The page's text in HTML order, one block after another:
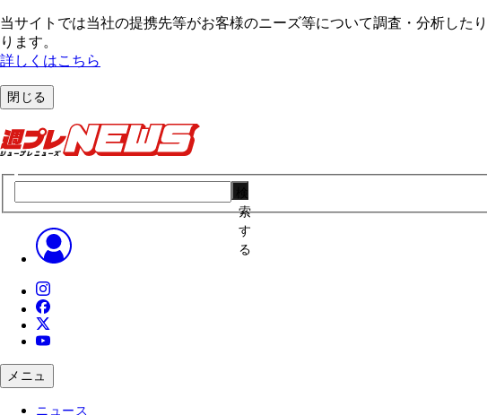
当サイトでは当社の提携先等がお客様のニーズ等について調査・分析した
ります。
詳しくはこちら
閉じる
索
す
る
メニュ
ニュース